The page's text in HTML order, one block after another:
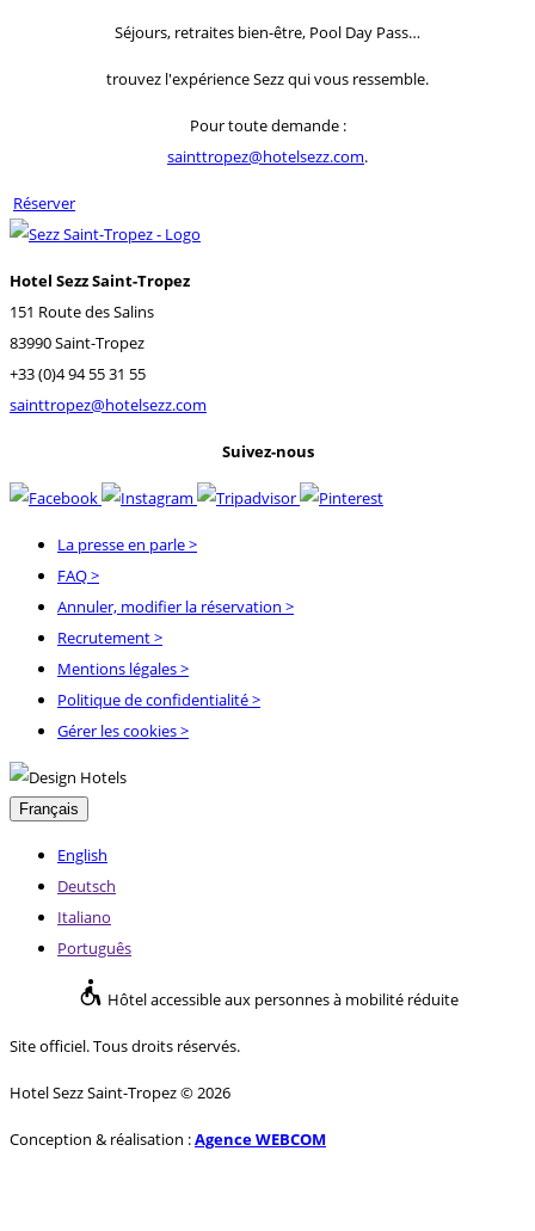
Séjours, retraites bien-être, Pool Day Pass…
trouvez l'expérience Sezz qui vous ressemble.
Pour toute demande :
sainttropez@hotelsezz.com.
Réserver
Hotel Sezz Saint-Tropez
151 Route des Salins
83990 Saint-Tropez
+33 (0)4 94 55 31 55
sainttropez@hotelsezz.com
Suivez-nous
La presse en parle>
FAQ>
Annuler, modifier la réservation >
Recrutement>
Mentions légales>
Politique de confidentialité>
Gérer les cookies >
Français
English
Deutsch
Italiano
Português
Hôtel accessible aux personnes à mobilité réduite
Site officiel. Tous droits réservés.
Hotel Sezz Saint-Tropez © 2026
Conception & réalisation :Agence WEBCOM